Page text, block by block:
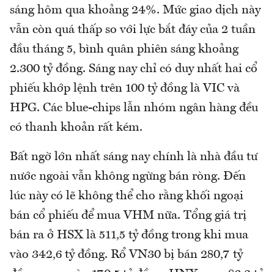
sáng hôm qua khoảng 24%. Mức giao dịch này
vẫn còn quá thấp so với lực bắt đáy của 2 tuần
đầu tháng 5, bình quân phiên sáng khoảng
2.300 tỷ đồng. Sáng nay chỉ có duy nhất hai cổ
phiếu khớp lệnh trên 100 tỷ đồng là VIC và
HPG. Các blue-chips lẫn nhóm ngân hàng đều
có thanh khoản rất kém.
Bất ngờ lớn nhất sáng nay chính là nhà đầu tư
nước ngoài vẫn không ngừng bán ròng. Đến
lúc này có lẽ không thể cho rằng khối ngoại
bán cổ phiếu để mua VHM nữa. Tổng giá trị
bán ra ở HSX là 511,5 tỷ đồng trong khi mua
vào 342,6 tỷ đồng. Rổ VN30 bị bán 280,7 tỷ